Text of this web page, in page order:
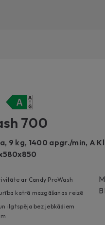
700
9 kg, 1400 apgr./min, A
ar Candy ProWash
katrā mazgāšanas reizē
ilgtspēja bez jebkādiem